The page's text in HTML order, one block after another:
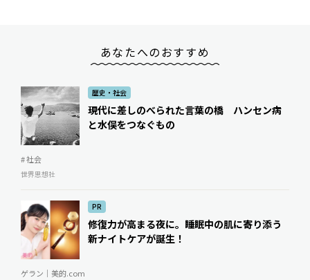
あなたへのおすすめ
歴史・社会
現代に差しのべられた言葉の橋 ハンセン病
と水俣をつなぐもの
# 社会
世界思想社
PR
修復力が高まる夜に。睡眠中の肌に寄り添う
新ナイトケアが誕生！
ゲラン｜美的.com